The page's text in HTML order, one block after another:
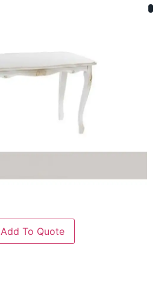
Add To Quote